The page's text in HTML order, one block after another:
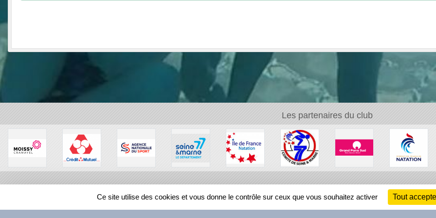
Les partenaires du club
REGIONS
Ce site utilise des cookies et vous donne le contrôle sur ceux que vous souhaitez activer Tout